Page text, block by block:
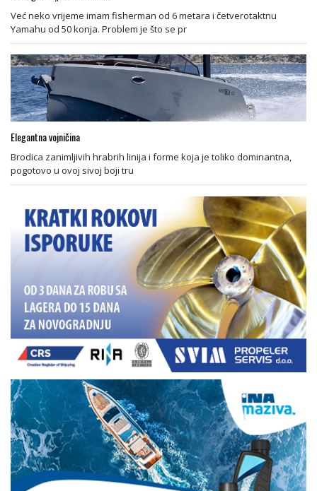
Već neko vrijeme imam fisherman od 6 metara i četverotaktnu
Yamahu od 50 konja. Problem je što se pr
Elegantna vojničina
Brodica zanimljivih hrabrih linija i forme koja je toliko dominantna,
pogotovo u ovoj sivoj boji tru